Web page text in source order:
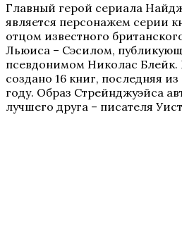
Главный герой сериала
является персонажем серии
отцом известного
Льюиса – Сэсилом,
псевдонимом Николас Блейк.
создано 16 книг, последняя
году. Образ Стрейнджуэйса
лучшего друга – писателя